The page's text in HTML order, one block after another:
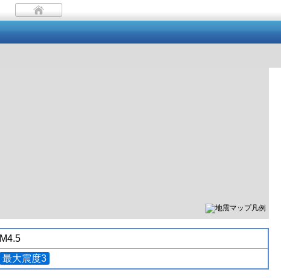
M4.5
最大震度3